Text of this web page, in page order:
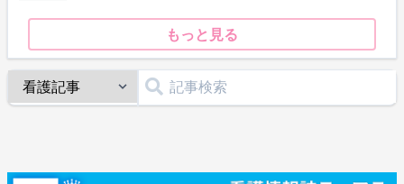
もっと見る